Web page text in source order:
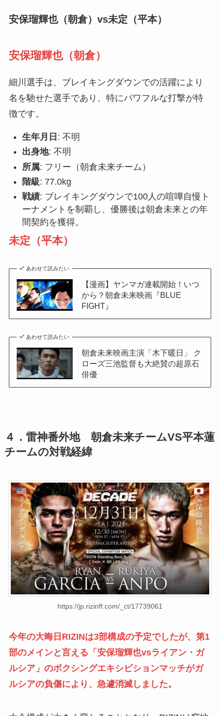
安保瑠輝也（朝倉）vs未定（平本）
安保瑠輝也（朝倉）
細川選手は、ブレイキングダウンでの活躍により
名を馳せた選手であり、特にパワフルな打撃が特
徴です。
生年月日 : 不明
出身地: 不明
所属: フリー（朝倉未来チーム）
階級: 77.0kg
戦績: ブレイキングダウンで100人の喧嘩自慢ト
ーナメントを制覇し、優勝後は朝倉未来との年
間契約を獲得。
未定（平本）
あわせて読みたい
【漫画】ヤンマガ連載開始！いつ
から？朝倉未来映画『BLUE
FIGHT』
あわせて読みたい
朝倉未来映画主演「木下暖日」 ク
ローズ三池監督も大絶賛の超原石
俳優
４． 雷神番外地 朝倉未来チームVS平本蓮
チームの対戦経緯
https://jp.rizinff.com/_ct/17739061
今年の大晦日RIZINは3部構成の予定でしたが、第1
部のメインと言える「安保瑠輝也vsライアン・ガ
ルシア」のボクシングエキシビションマッチがガ
ルシアの負傷により、急遽消滅しました。